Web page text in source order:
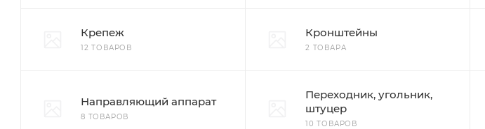
Крепеж
12 ТОВАРОВ
Кронштейны
2 ТОВАРА
Направляющий аппарат
8 ТОВАРОВ
Переходник, угольник,
штуцер
10 ТОВАРОВ